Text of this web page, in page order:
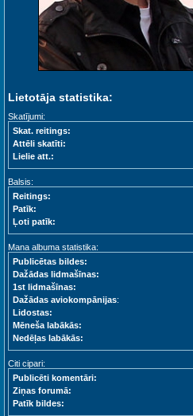
Lietotāja statistika:
Skatījumi:
Skat. reitings:
Attēli skatīti:
Lielie att.:
Balsis:
Reitings:
Patīk:
Ļoti patīk:
Mana albuma statistika:
Publicētas bildes:
Dažādas lidmašīnas:
1st lidmašīnas:
Dažādas aviokompānijas:
Lidostas:
Mēneša labākās:
Nedēļas labākās:
Citi cipari:
Publicēti komentāri:
Ziņas forumā:
Patīk bildes: